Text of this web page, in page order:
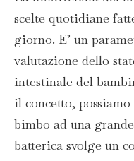
scelte quotidiane
giorno. E’ un
valutazione dello
intestinale del
il concetto,
bimbo ad una
batterica svolge un